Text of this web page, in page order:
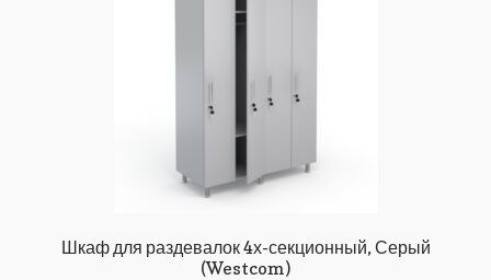
Шкаф для раздевалок 4х-секционный, Серый
(Westcom)